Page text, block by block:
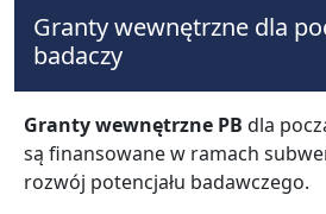
Granty wewnętrzne dla
badaczy
Granty wewnętrzne PB dla
są finansowane w ramach
rozwój potencjału badawczego.